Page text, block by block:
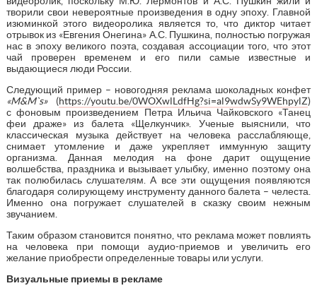
творили свои невероятные произведения в одну эпоху. Главной
изюминкой этого видеоролика является то, что диктор читает
отрывок из «Евгения Онегина» А.С. Пушкина, полностью погружая
нас в эпоху великого поэта, создавая ассоциации того, что этот
чай проверен временем и его пили самые известные и
выдающиеся люди России.
Следующий пример – новогодняя реклама шоколадных конфет
«M&M`s» (https://youtu.be/0WOXwlLdfHg?si=al9wdwSy9WEhpylZ)
с фоновым произведением Петра Ильича Чайковского «Танец
феи драже» из балета «Щелкунчик». Ученые выяснили, что
классическая музыка действует на человека расслабляюще,
снимает утомление и даже укрепляет иммунную защиту
организма. Данная мелодия на фоне дарит ощущение
волшебства, праздника и вызывает улыбку, именно поэтому она
так полюбилась слушателям. А все эти ощущения появляются
благодаря солирующему инструменту данного балета – челеста.
Именно она погружает слушателей в сказку своим нежным
звучанием.
Таким образом становится понятно, что реклама может повлиять
на человека при помощи аудио-приемов и увеличить его
желание приобрести определенные товары или услуги.
Визуальные приемы в рекламе